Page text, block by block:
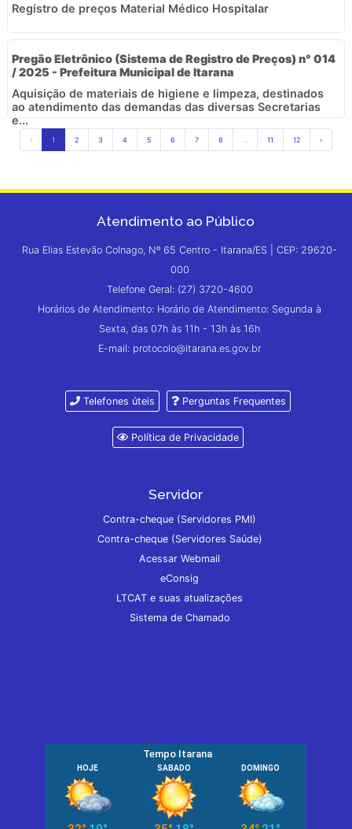
Registro de preços Material Médico Hospitalar
Pregão Eletrônico (Sistema de Registro de Preços) n° 014
/ 2025 - Prefeitura Municipal de Itarana
Aquisição de materiais de higiene e limpeza, destinados
ao atendimento das demandas das diversas Secretarias
e...
‹ 1 2 3 4 5 6 7 8 11 12 ›
Atendimento ao Público
Rua Elias Estevão Colnago, Nº 65 Centro - Itarana/ES | CEP: 29620-
000
Telefone Geral: (27) 3720-4600
Horários de Atendimento: Horário de Atendimento: Segunda à
Sexta, das 07h às 11h - 13h às 16h
E-mail: protocolo@itarana.es.gov.br
Telefones úteis Perguntas Frequentes
Política de Privacidade
Servidor
Contra-cheque (Servidores PMI)
Contra-cheque (Servidores Saúde)
Acessar Webmail
eConsig
LTCAT e suas atualizações
Sistema de Chamado